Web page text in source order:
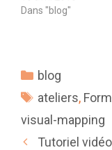
Dans "blog"
Catégories
blog
Étiquettes
ateliers,
visual-mapping
Tutoriel